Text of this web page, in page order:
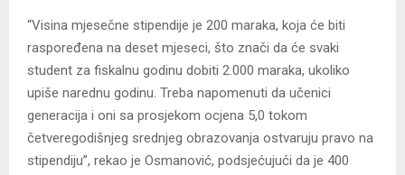
“Visina mjesečne stipendije je 200 maraka, koja će biti
raspoređena na deset mjeseci, što znači da će svaki
student za fiskalnu godinu dobiti 2.000 maraka, ukoliko
upiše narednu godinu. Treba napomenuti da učenici
generacija i oni sa prosjekom ocjena 5,0 tokom
četveregodišnjeg srednjeg obrazovanja ostvaruju pravo na
stipendiju”, rekao je Osmanović, podsjećujući da je 400